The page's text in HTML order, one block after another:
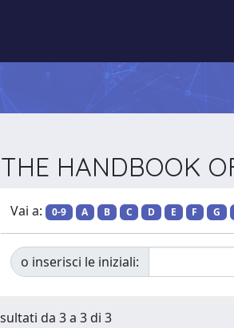
HANDBOOK
Vai a: 0-9 A B C D E F G
o inserisci le iniziali:
da 3 a 3 di 3